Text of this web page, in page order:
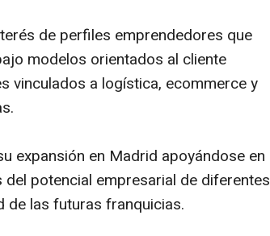
de perfiles emprendedores que
modelos orientados al cliente
vinculados a logística, ecommerce y
expansión en Madrid apoyándose en
potencial empresarial de diferentes
de las futuras franquicias.